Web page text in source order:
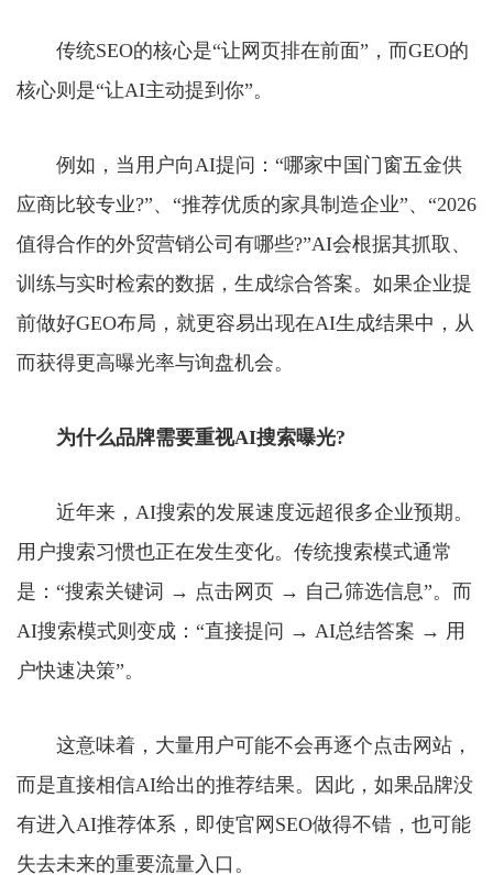
传统SEO的核心是“让网页排在前面”，而GEO的
核心则是“让AI主动提到你”。
例如，当用户向AI提问：“哪家中国门窗五金供
应商比较专业?”、“推荐优质的家具制造企业”、“2026
值得合作的外贸营销公司有哪些?”AI会根据其抓取、
训练与实时检索的数据，生成综合答案。如果企业提
前做好GEO布局，就更容易出现在AI生成结果中，从
而获得更高曝光率与询盘机会。
为什么品牌需要重视AI搜索曝光?
近年来，AI搜索的发展速度远超很多企业预期。
用户搜索习惯也正在发生变化。传统搜索模式通常
是：“搜索关键词 → 点击网页 → 自己筛选信息”。而
AI搜索模式则变成：“直接提问 → AI总结答案 → 用
户快速决策”。
这意味着，大量用户可能不会再逐个点击网站，
而是直接相信AI给出的推荐结果。因此，如果品牌没
有进入AI推荐体系，即使官网SEO做得不错，也可能
失去未来的重要流量入口。